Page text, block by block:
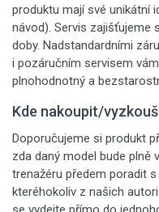
produktu mají své unikátní
návod). Servis zajišťujeme
doby. Nadstandardními
i pozáručním servisem
plnohodnotný a
Kde nakoupit/
Doporučujeme si produkt
zda daný model bude plně
trenažéru předem poradit
kteréhokoliv z našich